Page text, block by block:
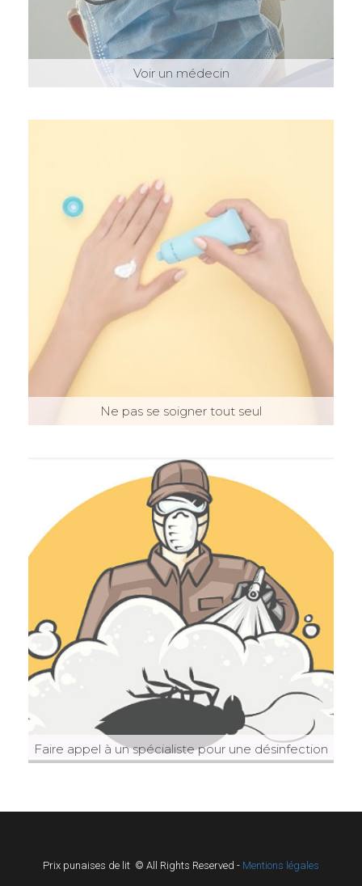
Voir un médecin
Ne pas se soigner tout seul
Faire appel à un spécialiste pour une désinfection
Prix punaises de lit © All Rights Reserved - Mentions légales